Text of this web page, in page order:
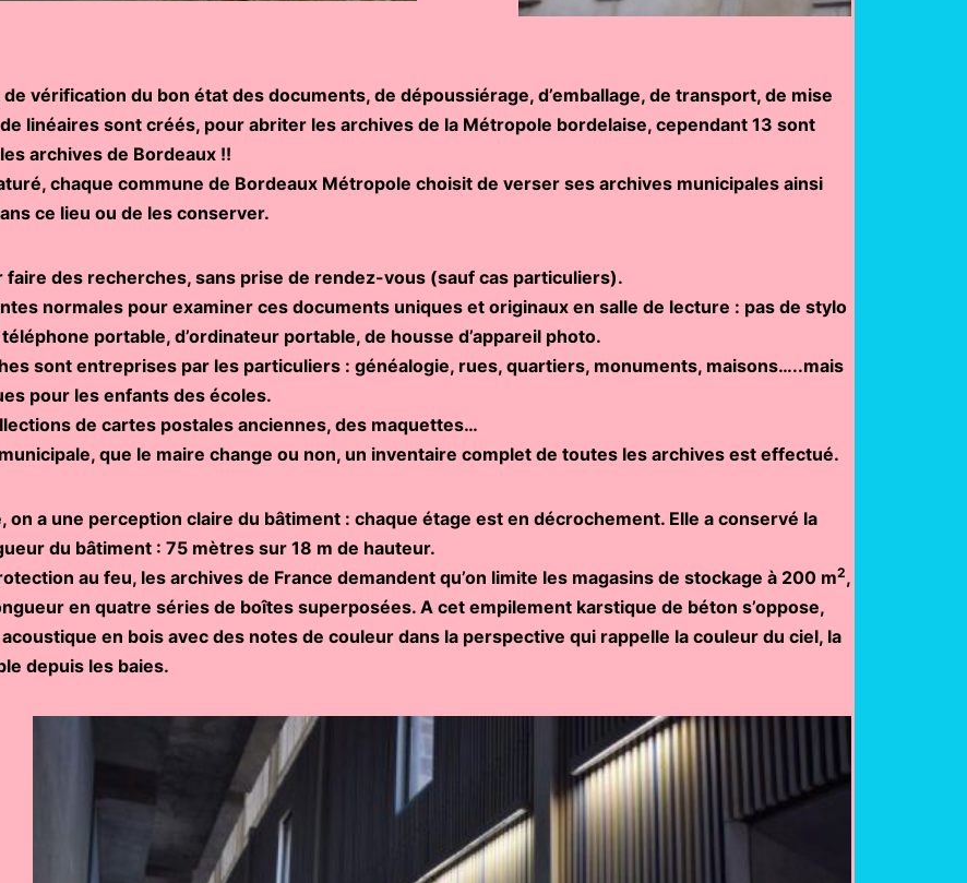
vérification du bon état des documents, de dépoussiérage, d’emballage, de transport, de mise
linéaires sont créés, pour abriter les archives de la Métropole bordelaise, cependant 13 sont
archives de Bordeaux !!
chaque commune de Bordeaux Métropole choisit de verser ses archives municipales ainsi
ce lieu ou de les conserver.
faire des recherches, sans prise de rendez-vous (sauf cas particuliers).
normales pour examiner ces documents uniques et originaux en salle de lecture : pas de stylo
portable, d’ordinateur portable, de housse d’appareil photo.
sont entreprises par les particuliers : généalogie, rues, quartiers, monuments, maisons…..mais
pour les enfants des écoles.
de cartes postales anciennes, des maquettes…
que le maire change ou non, un inventaire complet de toutes les archives est effectué.
on a une perception claire du bâtiment : chaque étage est en décrochement. Elle a conservé la
du bâtiment : 75 mètres sur 18 m de hauteur.
au feu, les archives de France demandent qu’on limite les magasins de stockage à 200 m2,
en quatre séries de boîtes superposées. A cet empilement karstique de béton s’oppose,
en bois avec des notes de couleur dans la perspective qui rappelle la couleur du ciel, la
depuis les baies.